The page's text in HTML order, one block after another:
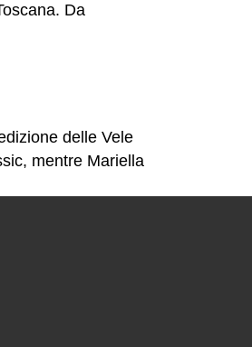
Da
delle Vele
mentre Mariella